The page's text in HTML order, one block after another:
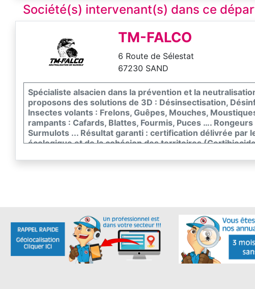
Société(s) intervenant(s) dans ce
TM-FALCO
6 Route de Sélestat
67230 SAND
Spécialiste alsacien dans la prévention et la
proposons des solutions de 3D : Désinsectisation,
Insectes volants : Frelons, Guêpes, Mouches,
rampants : Cafards, Blattes, Fourmis, Puces ….
Surmulots ... Résultat garanti : certification délivrée par
écologique et de la cohésion des territoires
d’une infestation ? N'attendez plus et contactez-nous